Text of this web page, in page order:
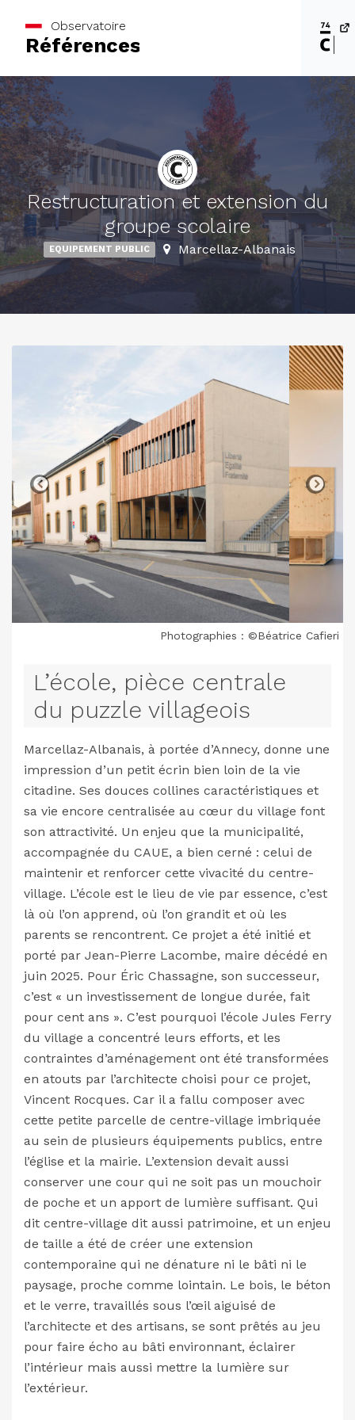
Références
Observatoire
Restructuration et extension du
groupe scolaire
EQUIPEMENT PUBLIC Marcellaz-Albanais
Photographies : ©Béatrice Cafieri
L’école, pièce centrale
du puzzle villageois
Marcellaz-Albanais, à portée d’Annecy, donne une
impression d’un petit écrin bien loin de la vie
citadine. Ses douces collines caractéristiques et
sa vie encore centralisée au cœur du village font
son attractivité. Un enjeu que la municipalité,
accompagnée du CAUE, a bien cerné : celui de
maintenir et renforcer cette vivacité du centre-
village. L’école est le lieu de vie par essence, c’est
là où l’on apprend, où l’on grandit et où les
parents se rencontrent. Ce projet a été initié et
porté par Jean-Pierre Lacombe, maire décédé en
juin 2025. Pour Éric Chassagne, son successeur,
c’est « un investissement de longue durée, fait
pour cent ans ». C’est pourquoi l’école Jules Ferry
du village a concentré leurs efforts, et les
contraintes d’aménagement ont été transformées
en atouts par l’architecte choisi pour ce projet,
Vincent Rocques. Car il a fallu composer avec
cette petite parcelle de centre-village imbriquée
au sein de plusieurs équipements publics, entre
l’église et la mairie. L’extension devait aussi
conserver une cour qui ne soit pas un mouchoir
de poche et un apport de lumière suffisant. Qui
dit centre-village dit aussi patrimoine, et un enjeu
de taille a été de créer une extension
contemporaine qui ne dénature ni le bâti ni le
paysage, proche comme lointain. Le bois, le béton
et le verre, travaillés sous l’œil aiguisé de
l’architecte et des artisans, se sont prêtés au jeu
pour faire écho au bâti environnant, éclairer
l’intérieur mais aussi mettre la lumière sur
l’extérieur.